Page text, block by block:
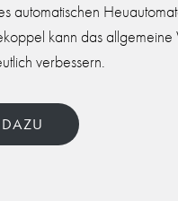
automatischen
kann das
verbessern.